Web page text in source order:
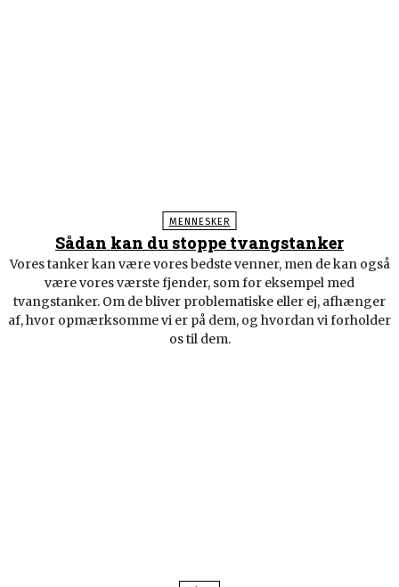
MENNESKER
Sådan kan du stoppe tvangstanker
Vores tanker kan være vores bedste venner, men de kan også
være vores værste fjender, som for eksempel med
tvangstanker. Om de bliver problematiske eller ej, afhænger
af, hvor opmærksomme vi er på dem, og hvordan vi forholder
os til dem.